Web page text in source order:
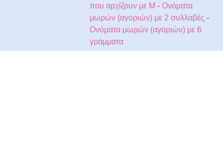
που αρχίζουν με M - Ονόματα
μωρών (αγοριών) με 2 συλλαβές -
Ονόματα μωρών (αγοριών) με 6
γράμματα